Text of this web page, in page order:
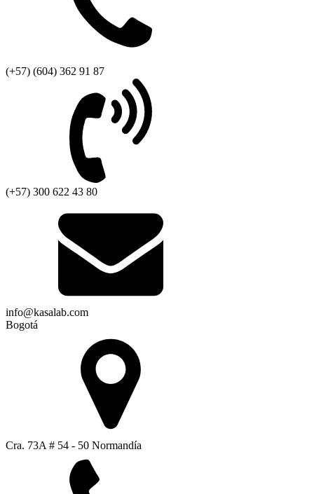
(+57) (604) 362 91 87
(+57) 300 622 43 80
info@kasalab.com
Bogotá
Cra. 73A # 54 - 50 Normandía